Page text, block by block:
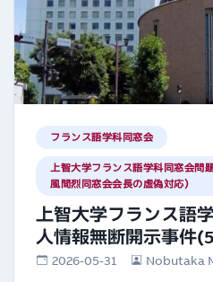
フランス語学科同窓会
上智大学フランス語学科同窓会問
風間烈同窓会会長の虚偽対応）
上智大学フランス語
人情報無断開示事件
2026-05-31 Nobutaka